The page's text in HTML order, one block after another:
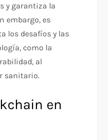
y garantiza la
embargo, es
los desafíos y las
como la
al
sanitario.
en